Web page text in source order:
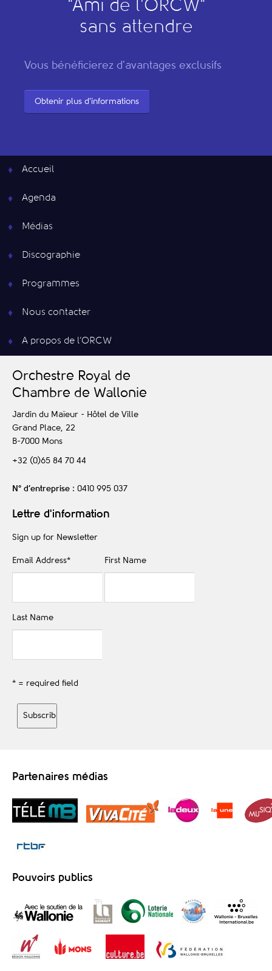
"Ami de l’ORCW"
sans attendre
Vous bénéficierez d'avantages exclusifs
Obtenir plus d'informations
Accueil
Agenda
Médias
Discographie
Programmes
Nous contacter
A propos de l’ORCW
Orchestre Royal de
Chambre de Wallonie
Jardin du Maïeur - Hôtel de Ville
Grand Place, 22
B-7000 Mons
+32 (0)65 84 70 44
N° d’entreprise : 0410 995 037
Lettre d'information
Sign up for Newsletter
Email Address* First Name
Last Name
* = required field
Partenaires médias
Pouvoirs publics